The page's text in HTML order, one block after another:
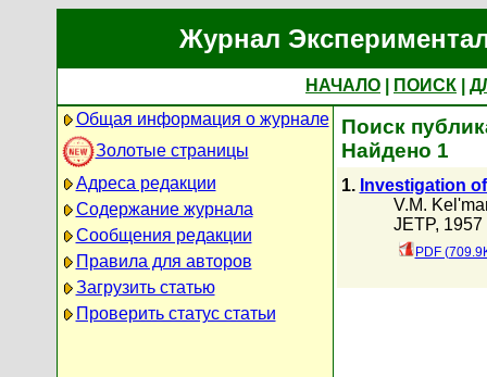
Журнал
НАЧАЛО ПОИСК
Общая информация о журнале
Золотые страницы
Адреса редакции
Содержание журнала
Сообщения редакции
Правила для авторов
Загрузить статью
Проверить статус статьи
Поиск
Найдено 1
1. Investigation
V.M.
JETP, 1957
PDF